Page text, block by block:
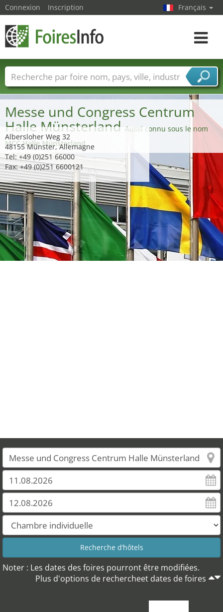
Messe und Congress Centrum
Halle Münsterland Aussi connu sous le nom
MCC Halle Münsterland
Albersloher Weg 32
48155 Münster, Allemagne
Tel: +49 (0)251 66000
Fax: +49 (0)251 6600121
Noter : Les dates des foires pourront être modifiées.
Plus d'options de rechercheet dates de foires
Connexion Inscription Français
Toggle
Foire noms Pays Villes
Secteurs de foire
Secteurs du fournisseur de services